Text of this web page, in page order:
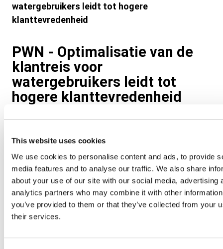
This website uses cookies
We use cookies to personalise content and ads, to provide
media features and to analyse our traffic. We also share
about your use of our site with our social media, advertising
analytics partners who may combine it with other
you’ve provided to them or that they’ve collected from your
their services.
watergebruikers leidt tot hogere
klanttevredenheid
PWN - Optimalisatie van de
klantreis voor
watergebruikers leidt tot
hogere klanttevredenheid
Hoe breng je als waterbedrijf je klanten in een bepaalde
onderhoudswerkzaamheden afgerond zijn of bij een
verstoring van het drinkwater? Het Noord-Hollandse
waterbedrijfPWNrichtte een digitale
klantcommunicatie omgeving in waarmee ze zelf en
direct met een specifieke klantgroep realtime kan
communiceren. Bijvoorbeeld via sms of e-mail.